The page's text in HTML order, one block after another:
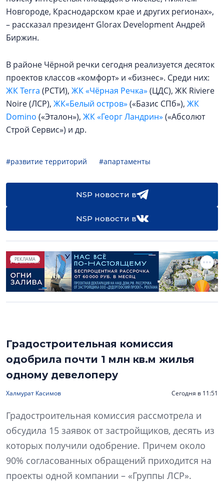
Новгороде, Краснодарском крае и других регионах»,
– рассказал президент Glorax Development Андрей
Биржин.
В районе Чёрной речки сегодня реализуется десяток
проектов классов «комфорт» и «бизнес». Среди них:
ЖК Terra (РСТИ), ЖК «Чёрная Речка» (ЦДС), ЖК Riviere
Noire (ЛСР), ЖК«Белый остров» («Базис СПб»), ЖК
Domino («Эталон»), ЖК «Георг Ландрин» («Абсолют
Строй Сервис») и др.
#развитие территорий #апартаменты
NSP новости в
NSP новости в
РЕКЛАМА
Градостроительная комиссия
одобрила почти 1 млн кв.м жилья
одному девелоперу
Халмурат Касимов Сегодня в 11:51
Градостроительная комиссия рассмотрела и
обсудила 15 заявок от застройщиков, десять из
которых получили одобрение. Причем около
90% согласованных обращений приходится на
проекты одной компании – «Группы ЛСР».